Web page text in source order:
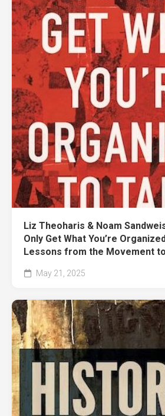
Liz Theoharis & Noam
Only Get What You’re
Lessons from the Movement to
May 21, 2025